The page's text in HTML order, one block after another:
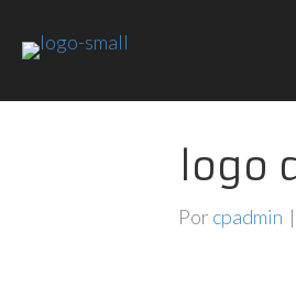
logo
Por cpadmin |